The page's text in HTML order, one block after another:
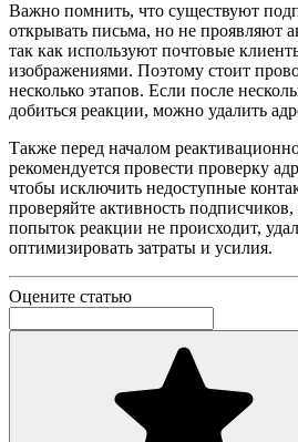
Важно помнить, что существуют
открывать письма, но не проявляют
так как используют почтовые
изображениями. Поэтому стоит
несколько этапов. Если после
добиться реакции, можно удалить
Также перед началом
рекомендуется провести проверку
чтобы исключить недоступные
проверяйте активность
попыток реакции не происходит,
оптимизировать затраты и усилия.
Оцените статью